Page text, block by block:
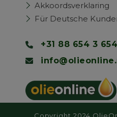
Akkoordsverklaring
Für Deutsche
+31 88 654 3 654